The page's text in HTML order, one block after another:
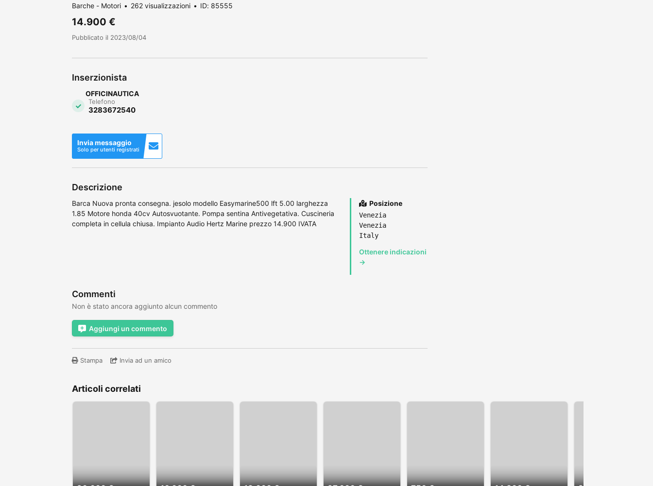
Barche - Motori 262 visualizzazioni ID: 85555
14.900 €
Pubblicato il 2023/08/04
Inserzionista
OFFICINAUTICA
Telefono
3283672540
Invia messaggio
Solo per utenti registrati
Descrizione
Barca Nuova pronta consegna. jesolo modello Easymarine500 lft 5.00 larghezza
1.85 Motore honda 40cv Autosvuotante. Pompa sentina Antivegetativa. Cuscineria
completa in cellula chiusa. Impianto Audio Hertz Marine prezzo 14.900 IVATA
Posizione
Venezia
Venezia
Italy
Ottenere indicazioni
→
Commenti
Non è stato ancora aggiunto alcun commento
Aggiungi un commento
Stampa Invia ad un amico
Articoli correlati